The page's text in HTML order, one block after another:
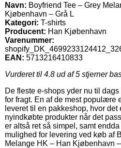
Navn: Boyfriend Tee – Grey
Kjøbenhavn – Grå L
Kategori: T-shirts
Producent: Han Kjøbenhavn
Varenummer:
EAN: 5713216410833
Vurderet til 4.8 ud af 5 stjerner
De fleste e-shops yder nu til
for fragt. En af de mest populære
leveret til en pakkeshop, hvor det
nyindkøbte produkter når det
er altså ret så simpel, samt
mulighed for levering ved køb af
Melange HK – Han Kjøbenhavn